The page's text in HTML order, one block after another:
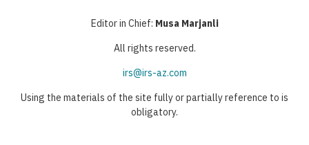
Editor in Chief: Musa Marjanli
All rights reserved.
irs@irs-az.com
Using the materials of the site fully or partially reference to is
obligatory.